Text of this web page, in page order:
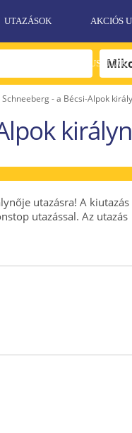
UTAZÁSOK AKCIÓS
EGZOTIKUS UTAK
Schneeberg - a Bécsi-Alpok
utazásra! A kiutazás
utazással. Az utazás